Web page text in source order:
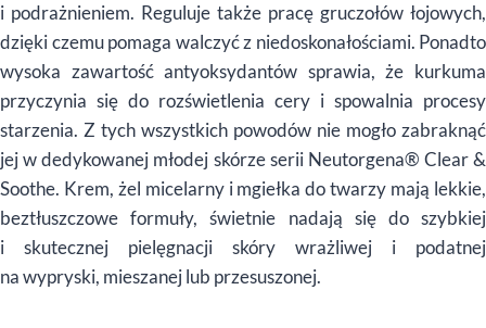
i podrażnieniem. Reguluje także pracę gruczołów łojowych,
dzięki czemu pomaga walczyć z niedoskonałościami. Ponadto
wysoka zawartość antyoksydantów sprawia, że kurkuma
przyczynia się do rozświetlenia cery i spowalnia procesy
starzenia. Z tych wszystkich powodów nie mogło zabraknąć
jej w dedykowanej młodej skórze serii Neutorgena® Clear &
Soothe. Krem, żel micelarny i mgiełka do twarzy mają lekkie,
beztłuszczowe formuły, świetnie nadają się do szybkiej
i skutecznej pielęgnacji skóry wrażliwej i podatnej
na wypryski, mieszanej lub przesuszonej.